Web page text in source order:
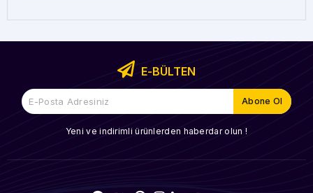
E-BÜLTEN
Yeni ve indirimli ürünlerden haberdar olun !